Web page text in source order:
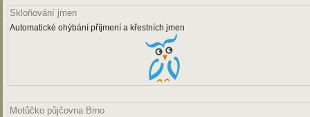
Skloňování jmen
Automatické ohýbání příjmení a křestních jmen
Motůčko půjčovna Brno